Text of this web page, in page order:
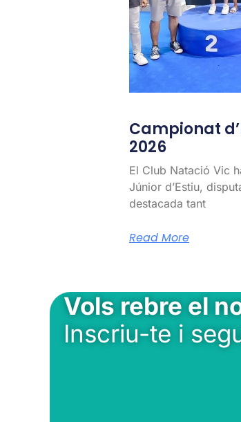
Campionat
2026
El Club Natació Vic
Júnior d’Estiu,
destacada tant
Read More
Vols rebre el
Inscriu-te i